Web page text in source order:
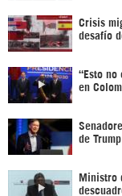
Crisis
desafío
“Esto no
en
de
Ministro